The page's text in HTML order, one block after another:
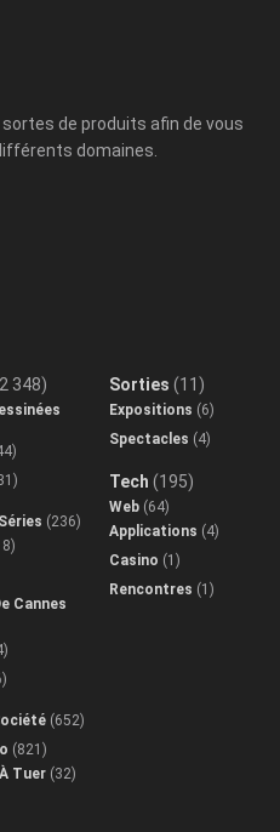
de produits afin de vous
domaines.
348)
(236)
Cannes
(652)
(821)
Tuer (32)
Sorties (11)
Expositions (6)
Spectacles (4)
Tech (195)
Web (64)
Applications (4)
Casino (1)
Rencontres (1)